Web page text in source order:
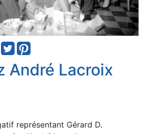
André Lacroix
représentant Gérard D.